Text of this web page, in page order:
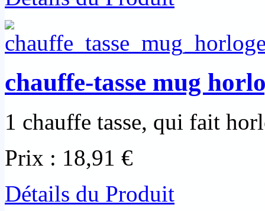
chauffe-tasse mug
1 chauffe tasse, qui fait
Prix : 18,91 €
Détails du Produit